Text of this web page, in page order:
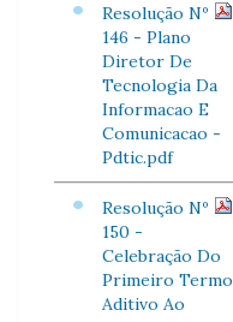
Resolução Nº
146 - Plano
Diretor De
Tecnologia Da
Informacao E
Comunicacao -
Pdtic.pdf
Resolução Nº
150 -
Celebração Do
Primeiro Termo
Aditivo Ao